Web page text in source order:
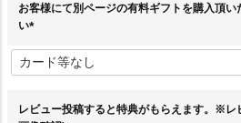
お客様にて別ページの有料ギフトを購入頂
い
必
須
レビュー投稿すると特典がもらえます。※レ